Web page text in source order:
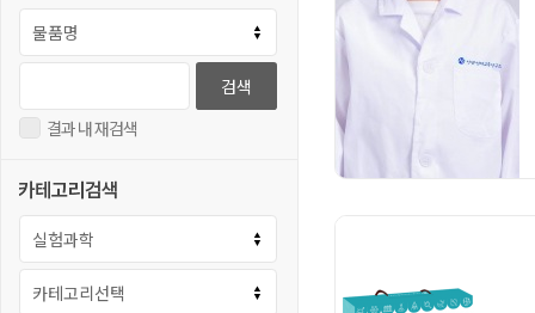
검색
결과 내 재검색